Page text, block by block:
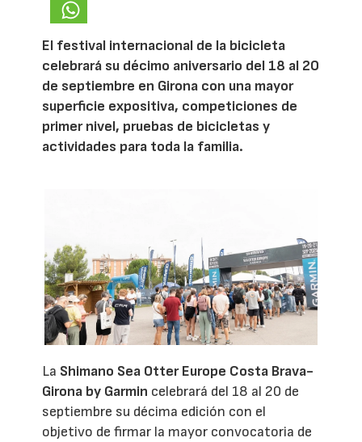
El festival internacional de la bicicleta
celebrará su décimo aniversario del 18 al 20
de septiembre en Girona con una mayor
superficie expositiva, competiciones de
primer nivel, pruebas de bicicletas y
actividades para toda la familia.
La Shimano Sea Otter Europe Costa Brava-
Girona by Garmin celebrará del 18 al 20 de
septiembre su décima edición con el
objetivo de firmar la mayor convocatoria de